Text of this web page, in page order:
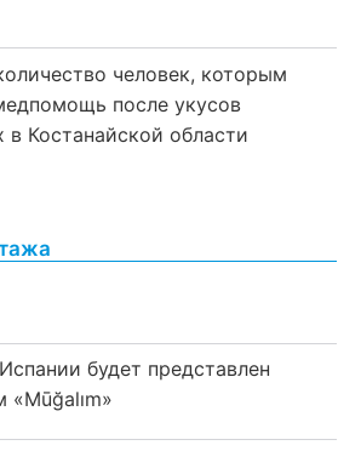
человек, которым
после укусов
в Костанайской области
будет представлен
«Mūğalım»